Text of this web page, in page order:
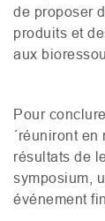
de proposer
produits et
aux
Pour
´réuniront
résultats de
symposium,
événement